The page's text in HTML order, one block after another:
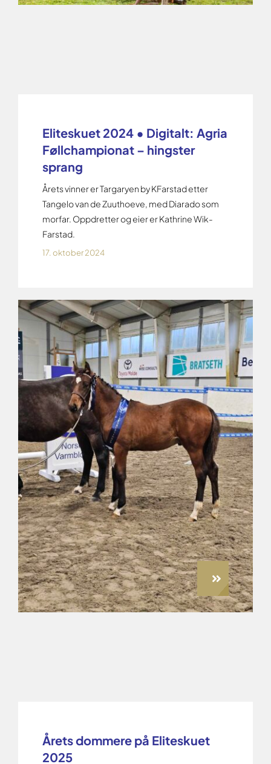
Eliteskuet 2024 • Digitalt: Agria
Føllchampionat – hingster
sprang
Årets vinner er Targaryen by KFarstad etter
Tangelo van de Zuuthoeve, med Diarado som
morfar. Oppdretter og eier er Kathrine Wik-
Farstad.
17. oktober 2024
Årets dommere på Eliteskuet
2025